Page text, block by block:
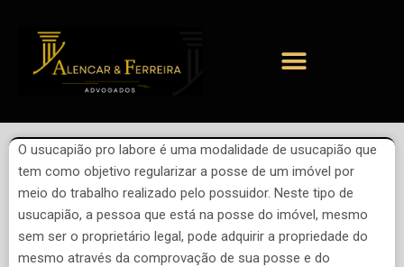
O usucapião pro labore é uma modalidade de usucapião que
tem como objetivo regularizar a posse de um imóvel por
meio do trabalho realizado pelo possuidor. Neste tipo de
usucapião, a pessoa que está na posse do imóvel, mesmo
sem ser o proprietário legal, pode adquirir a propriedade do
mesmo através da comprovação de sua posse e do